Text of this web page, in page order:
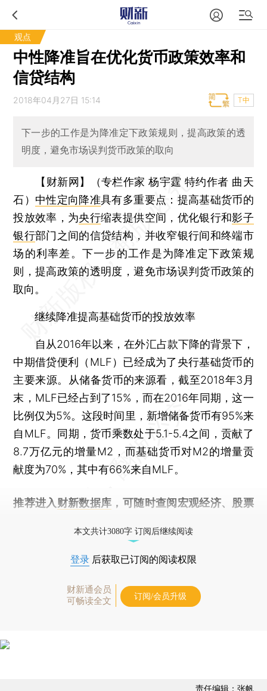
观点
中性降准旨在优化货币政策效率和
信贷结构
2018年04月27日 15:14 T中
下一步的工作是为降准定下政策规则，提高政策的透
明度，避免市场误判货币政策的取向
【财新网】（专栏作家 杨宇霆 特约作者 曲天
石） 中性定向降准具有多重要点：提高基础货币的
投放效率，为央行缩表提供空间，优化银行和影子
银行部门之间的信贷结构，并收窄银行间和终端市
场的利率差。下一步的工作是为降准定下政策规
则，提高政策的透明度，避免市场误判货币政策的
取向。
继续降准提高基础货币的投放效率
自从2016年以来，在外汇占款下降的背景下，
中期借贷便利（MLF）已经成为了央行基础货币的
主要来源。从储备货币的来源看，截至2018年3月
末，MLF已经占到了15%，而在2016年同期，这一
比例仅为5%。这段时间里，新增储备货币有95%来
自MLF。同期，货币乘数处于5.1-5.4之间，贡献了
8.7万亿元的增量M2，而基础货币对M2的增量贡
献度为70%，其中有66%来自MLF。
推荐进入 财新数据库 ，可随时查阅宏观经济、股票
本文共计3080字 订阅后继续阅读
登录 后获取已订阅的阅读权限
财新通会员
可畅读全文
订阅/会员升级
责任编辑：张帆